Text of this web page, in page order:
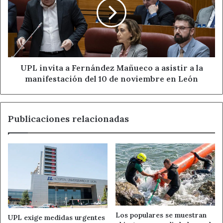
Fernández
Mañueco
a
asistir
la
manifestación
en
UPL invita a Fernández Mañueco a asistir a la
manifestación del 10 de noviembre en León
Publicaciones relacionadas
UPL exige medidas urgentes
Los populares se muestran